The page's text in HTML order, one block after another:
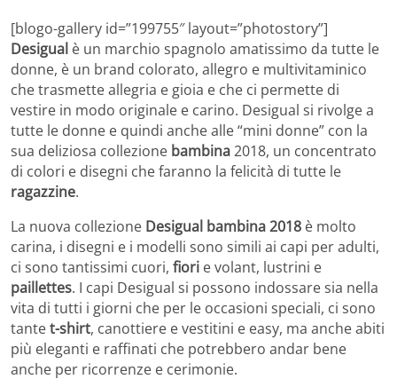
[blogo-gallery id=”199755″ layout=”photostory”]
Desigual è un marchio spagnolo amatissimo da tutte le
donne, è un brand colorato, allegro e multivitaminico
che trasmette allegria e gioia e che ci permette di
vestire in modo originale e carino. Desigual si rivolge a
tutte le donne e quindi anche alle “mini donne” con la
sua deliziosa collezione bambina2018, un concentrato
di colori e disegni che faranno la felicità di tutte le
ragazzine.
La nuova collezione Desigual bambina 2018 è molto
carina, i disegni e i modelli sono simili ai capi per adulti,
ci sono tantissimi cuori, fiori e volant, lustrini e
paillettes. I capi Desigual si possono indossare sia nella
vita di tutti i giorni che per le occasioni speciali, ci sono
tantet-shirt, canottiere e vestitini e easy, ma anche abiti
più eleganti e raffinati che potrebbero andar bene
anche per ricorrenze e cerimonie.